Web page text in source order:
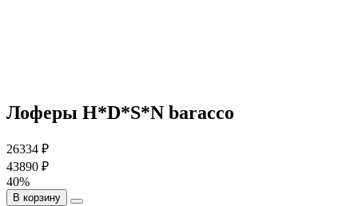
Лоферы H*D*S*N baracco
26334 ₽
43890 ₽
40%
В корзину